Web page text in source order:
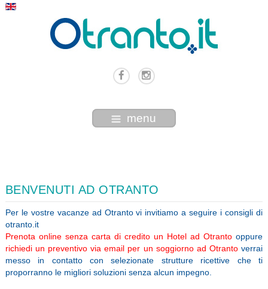
menu
BENVENUTI AD OTRANTO
Per le vostre vacanze ad Otranto vi invitiamo a seguire i consigli di
otranto.it
Prenota online senza carta di credito un Hotel ad Otranto oppure
richiedi un preventivo via email per un soggiorno ad Otrantoverrai
messo in contatto con selezionate strutture ricettive che ti
proporranno le migliori soluzioni senza alcun impegno.